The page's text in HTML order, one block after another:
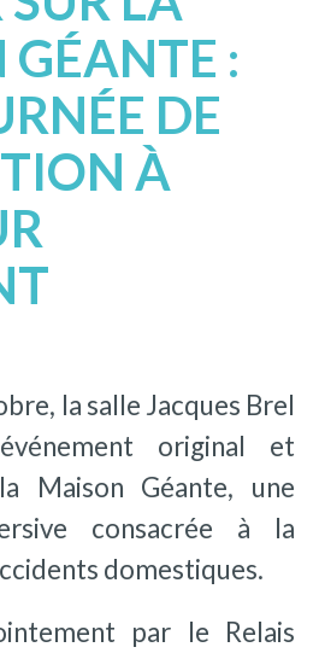
:
DE
À
la salle Jacques Brel
original et
Maison Géante, une
consacrée à la
domestiques.
par le Relais